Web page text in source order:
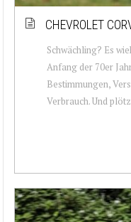
CHEVROLET
Schwächling? Es
Anfang der 70er
Bestimmungen,
Verbrauch. Und